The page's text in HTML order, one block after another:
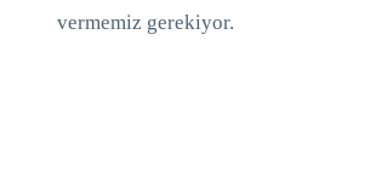
vermemiz gerekiyor.